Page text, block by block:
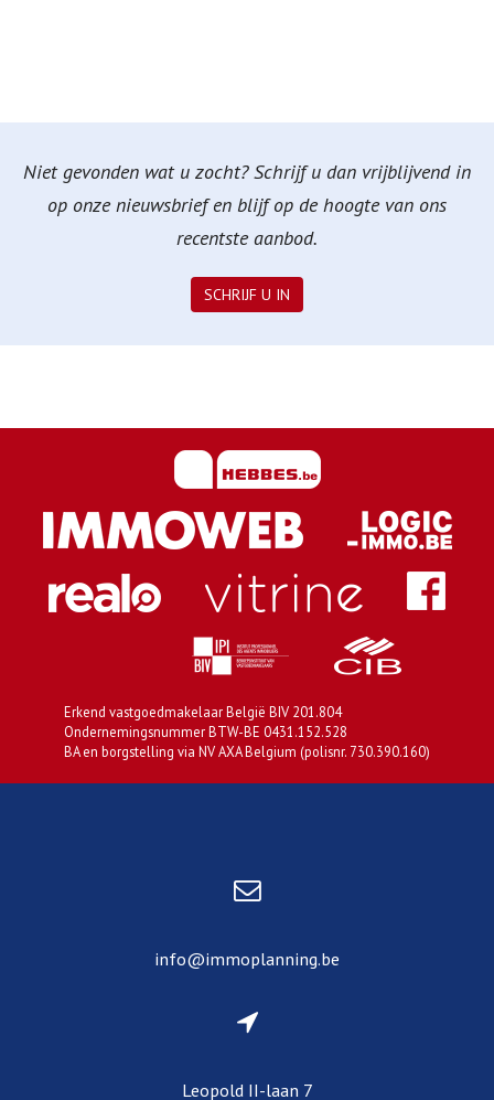
Niet gevonden wat u zocht? Schrijf u dan vrijblijvend in
op onze nieuwsbrief en blijf op de hoogte van ons
recentste aanbod.
SCHRIJF U IN
Erkend vastgoedmakelaar België BIV 201.804
Ondernemingsnummer BTW-BE 0431.152.528
BA en borgstelling via NV AXA Belgium (polisnr. 730.390.160)
info@immoplanning.be
Leopold II-laan 7